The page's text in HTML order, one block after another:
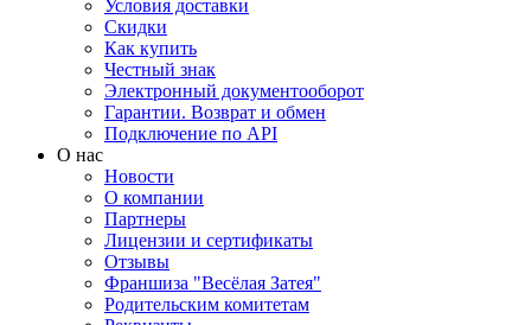
Условия доставки
Скидки
Как купить
Честный знак
Электронный документооборот
Гарантии. Возврат и обмен
Подключение по API
О нас
Новости
О компании
Партнеры
Лицензии и сертификаты
Отзывы
Франшиза "Весёлая Затея"
Родительским комитетам